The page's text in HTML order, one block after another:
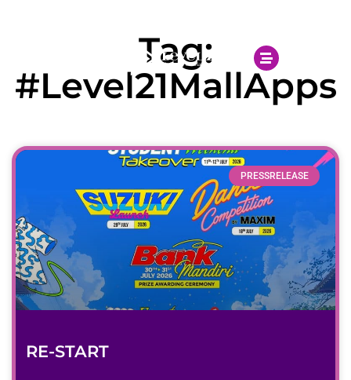
Tag:
#Level21MallApps
PRESSRELEASE
RE-START